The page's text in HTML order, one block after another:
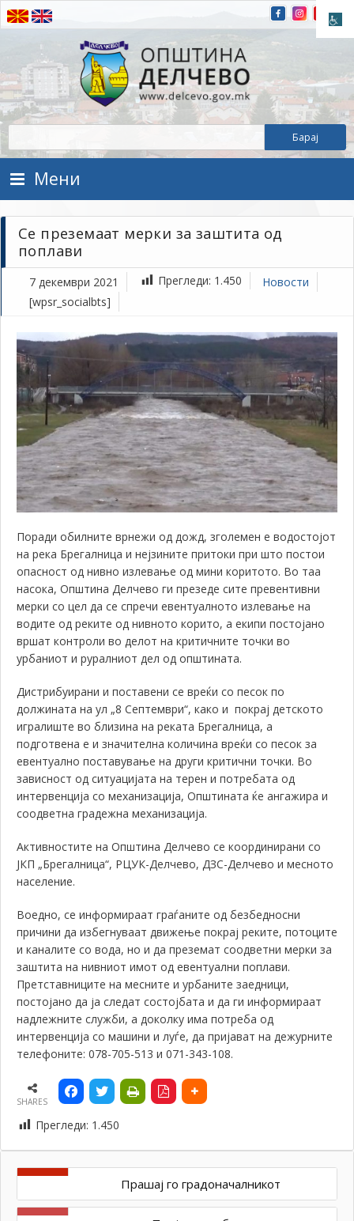
Прескокнете на содржината
Општина Делчево
Општина Делчево
Мени
Се преземаат мерки за заштита од
поплави
7 декември 2021 Прегледи: 1.450
Новости
[wpsr_socialbts]
Поради обилните врнежи од дожд, зголемен е водостојот
на река Брегалница и нејзините притоки при што постои
опасност од нивно излевање од мини коритото. Во таа
насока, Општина Делчево ги презеде сите превентивни
мерки со цел да се спречи евентуалното излевање на
водите од реките од нивното корито, а екипи постојано
вршат контроли во делот на критичните точки во
урбаниот и руралниот дел од општината.
Дистрибуирани и поставени се вреќи со песок по
должината на ул „8 Септември“, како и покрај детското
игралиште во близина на реката Брегалница, а
подготвена е и значителна количина вреќи со песок за
евентуално поставување на други критични точки. Во
зависност од ситуацијата на терен и потребата од
интервенција со механизација, Општината ќе ангажира и
соодветна градежна механизација.
Активностите на Општина Делчево се координирани со
ЈКП „Брегалница“, РЦУК-Делчево, ДЗС-Делчево и месното
население.
Воедно, се информираат граѓаните од безбедносни
причини да избегнуваат движење покрај реките, потоците
и каналите со вода, но и да преземат соодветни мерки за
заштита на нивниот имот од евентуални поплави.
Претставниците на месните и урбаните заедници,
постојано да ја следат состојбата и да ги информираат
надлежните служби, а доколку има потреба од
интервенција со машини и луѓе, да пријават на дежурните
телефоните: 078-705-513 и 071-343-108.
SHARES
Прегледи: 1.450
Прашај го градоначалникот